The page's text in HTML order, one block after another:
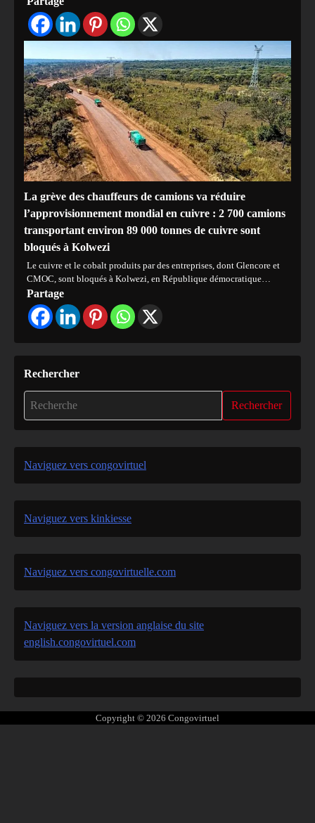
La grève des chauffeurs de camions va réduire
l’approvisionnement mondial en cuivre : 2 700 camions
transportant environ 89 000 tonnes de cuivre sont
bloqués à Kolwezi
Le cuivre et le cobalt produits par des entreprises, dont Glencore et
CMOC, sont bloqués à Kolwezi, en République démocratique…
Partage
Rechercher
Rechercher
Naviguez vers congovirtuel
Naviguez vers kinkiesse
Naviguez vers congovirtuelle.com
Naviguez vers la version anglaise du site
english.congovirtuel.com
Copyright © 2026 Congovirtuel